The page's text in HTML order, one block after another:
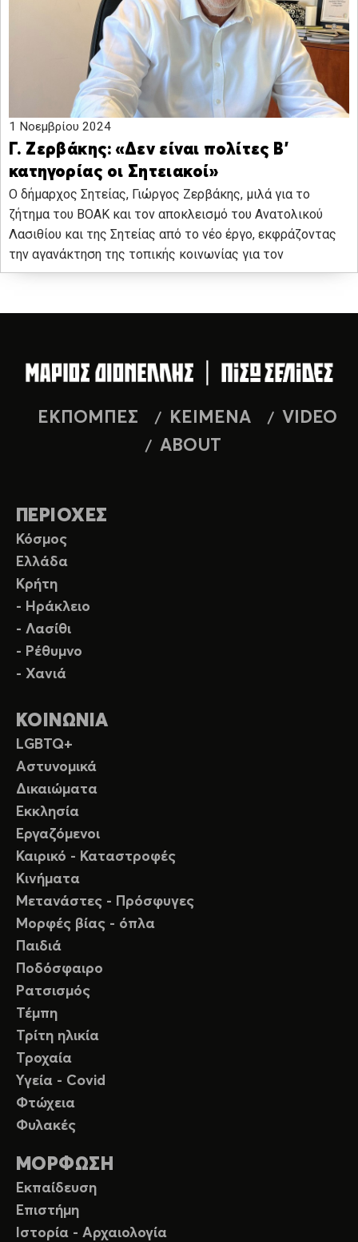
1 Νοεμβρίου 2024
Γ. Ζερβάκης: «Δεν είναι πολίτες Β’
κατηγορίας οι Σητειακοί»
Ο δήμαρχος Σητείας, Γιώργος Ζερβάκης, μιλά για το
ζήτημα του ΒΟΑΚ και τον αποκλεισμό του Ανατολικού
Λασιθίου και της Σητείας από το νέο έργο, εκφράζοντας
την αγανάκτηση της τοπικής κοινωνίας για τον
ΕΚΠΟΜΠΕΣ ΚΕΙΜΕΝΑ
VIDEO
ABOUT
ΠΕΡΙΟΧΕΣ
Κόσμος
Ελλάδα
Κρήτη
- Ηράκλειο
- Λασίθι
- Ρέθυμνο
- Χανιά
ΚΟΙΝΩΝΙΑ
LGBTQ+
Αστυνομικά
Δικαιώματα
Εκκλησία
Εργαζόμενοι
Καιρικό - Καταστροφές
Κινήματα
Μετανάστες - Πρόσφυγες
Μορφές βίας - όπλα
Παιδιά
Ποδόσφαιρο
Ρατσισμός
Τέμπη
Τρίτη ηλικία
Τροχαία
Υγεία - Covid
Φτώχεια
Φυλακές
ΜΟΡΦΩΣΗ
Εκπαίδευση
Επιστήμη
Ιστορία - Αρχαιολογία